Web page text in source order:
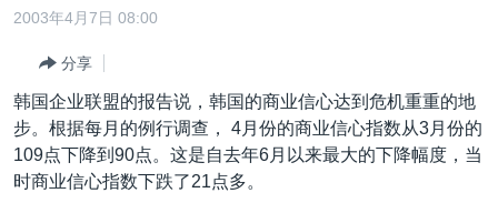
转
容
转
到
港澳
国际
最新国际新闻
印太
分类新闻
经济·金融·贸易
美中关系
2003年4月7日 08:00
分享
韩国企业联盟的报告说，韩国的商业信心达到危机重重的地
步。根据每月的例行调查， 4月份的商业信心指数从3月份的
109点下降到90点。这是自去年6月以来最大的下降幅度，当
时商业信心指数下跌了21点多。